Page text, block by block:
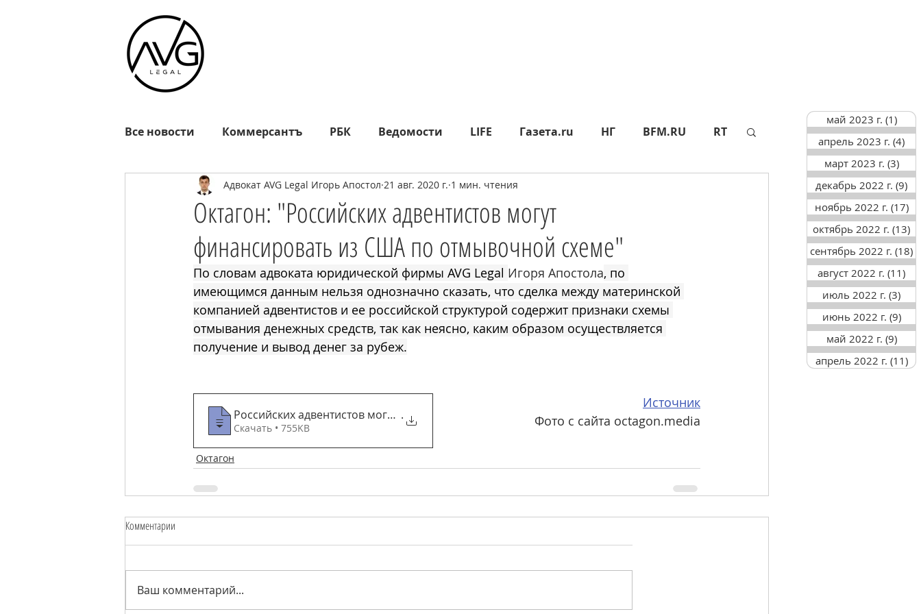
Все новости Коммерсантъ РБК Ведомости LIFE Газета.ru НГ BFM.RU RT
Известия РГ Взгляд Москва24 СП Прайм
Октагон EADaily Republic Rusbankrot Вести.ru КО 360°
News.ru РИА НОВОСТИ
Октагон: "Российских адвентистов могут
финансировать из США по отмывочной схеме"
Адвокат AVG Legal Игорь Апостол 21 авг. 2020 г. 1 мин. чтения
По словам адвоката юридической фирмы AVG Legal Игоря Апостола, по
имеющимся данным нельзя однозначно сказать, что сделка между материнской
компанией адвентистов и ее российской структурой содержит признаки схемы
отмывания денежных средств, так как неясно, каким образом осуществляется
получение и вывод денег за рубеж.
Российских адвентистов могут финансирова
.
Скачать • 755KB
Источник
Фото с сайта octagon.media
Октагон
Комментарии
Ваш комментарий...
май 2023 г. (1)1
апрель 2023 г. (4)
март 2023 г. (3)3
декабрь 2022 г. (9)
ноябрь 2022 г. (17)
октябрь 2022 г. (13)
сентябрь 2022 г. (18)
август 2022 г. (11)
июль 2022 г. (3)
июнь 2022 г. (9)9
май 2022 г. (9)9
апрель 2022 г. (11)